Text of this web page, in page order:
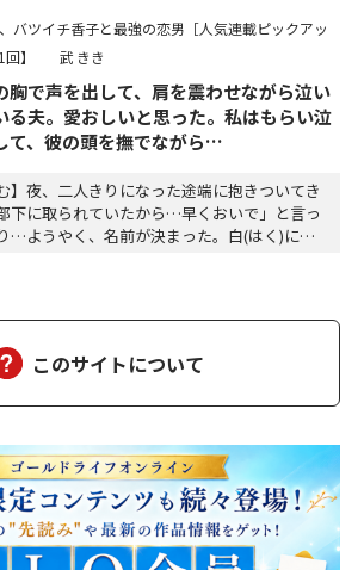
バツイチ香子と最強の恋男［人気連載ピックアッ
回】 武 きき
胸で声を出して、肩を震わせながら泣い
る夫。愛おしいと思った。私はもらい泣
て、彼の頭を撫でながら…
】夜、二人きりになった途端に抱きついてき
下に取られていたから…早くおいで」と言っ
…ようやく、名前が決まった。白(はく)に決
て、二個食べただろう」「あら、…
このサイトについて